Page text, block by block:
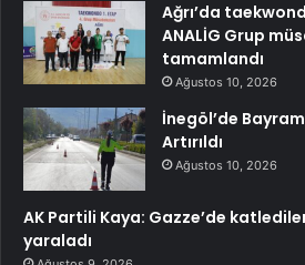
Ağrı’da
ANALİG Grup
tamamlandı
Ağustos 10, 2026
İnegöl’de
Artırıldı
Ağustos 10, 2026
AK Partili Kaya: Gazze’de
yaraladı